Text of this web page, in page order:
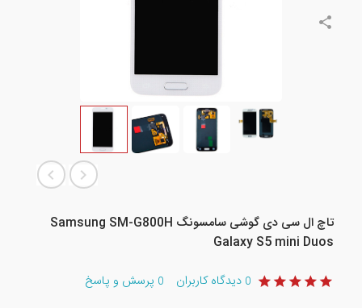
تاچ ال سی دی گوشی سامسونگ Samsung SM-G800H
Galaxy S5 mini Duos
0 دیدگاه کاربران 0 پرسش و پاسخ